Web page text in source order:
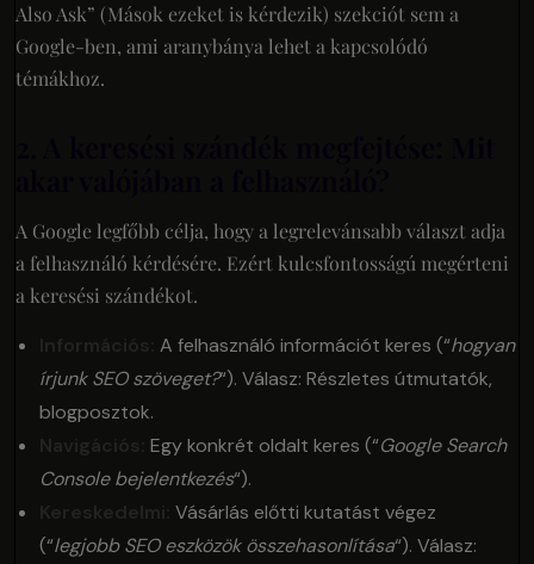
Also Ask” (Mások ezeket is kérdezik) szekciót sem a
Google-ben, ami aranybánya lehet a kapcsolódó
témákhoz.
A Google legfőbb célja, hogy a legrelevánsabb választ adja
a felhasználó kérdésére. Ezért kulcsfontosságú megérteni
a keresési szándékot.
Információs:
A felhasználó információt keres (“hogyan
írjunk SEO szöveget?“). Válasz: Részletes útmutatók,
blogposztok.
Navigációs:
Egy konkrét oldalt keres (“Google Search
Console bejelentkezés“).
Kereskedelmi:
Vásárlás előtti kutatást végez
(“legjobb SEO eszközök összehasonlítása“). Válasz: